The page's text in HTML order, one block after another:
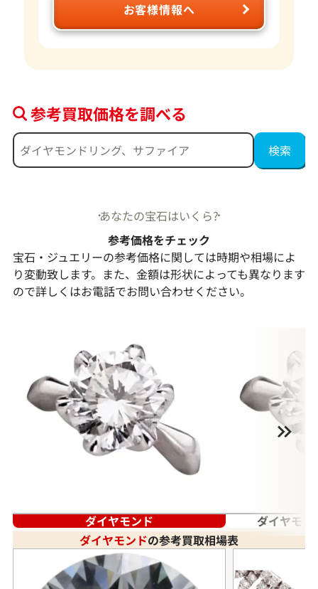
お客様情報へ
参考買取価格を調べる
あなたの宝石はいくら?
参考価格をチェック
宝石・ジュエリーの参考価格に関しては時期や相場によ
り変動致します。また、金額は形状によっても異なります
ので詳しくはお電話でお問い合わせください。
ダイヤモンド
ダイヤモ
ダイヤモンドの参考買取相場表